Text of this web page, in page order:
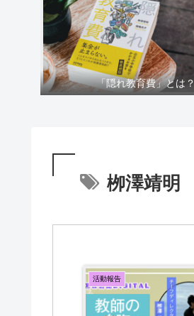
「隠れ教育費」とは？
栁澤靖明
活動報告